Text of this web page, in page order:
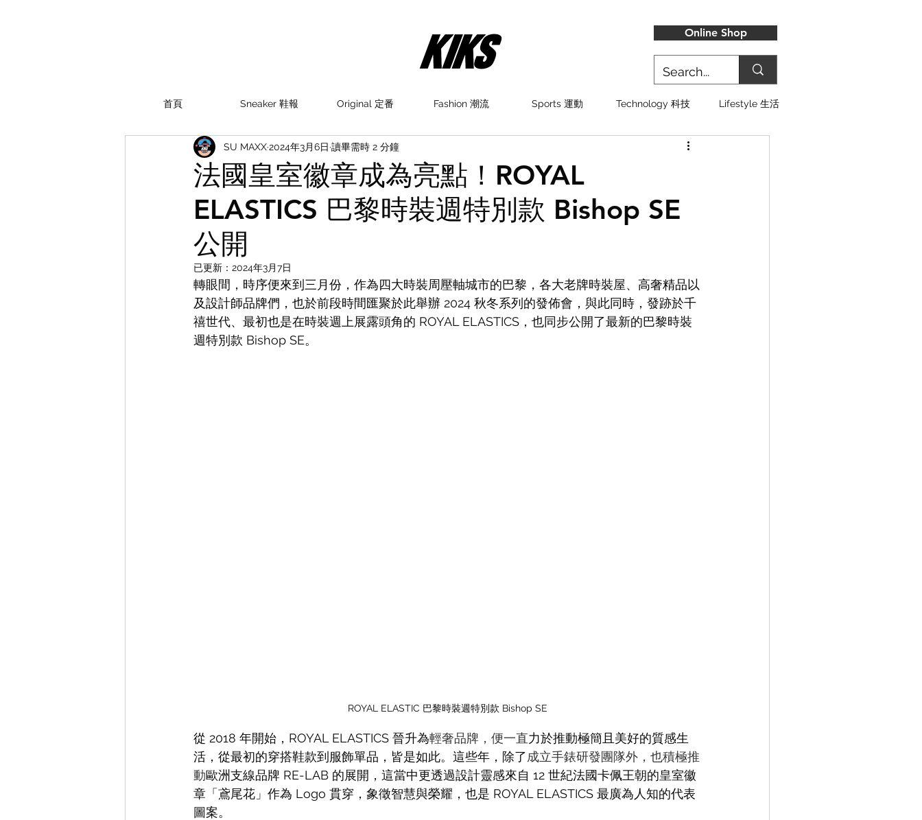
Online Shop
首頁 Sneaker 鞋報 Original 定番 Fashion 潮流 Sports 運動 Technology 科技 Lifestyle 生活
法國皇室徽章成為亮點！ROYAL
ELASTICS 巴黎時裝週特別款 Bishop SE
公開
SU MAXX2024年3月6日 讀畢需時 2 分鐘
已更新： 2024年3月7日
轉眼間，時序便來到三月份，作為四大時裝周壓軸城市的巴黎，各大老牌時裝屋、 高奢精品以
及設計師品牌們， 也於前段時間匯聚於此舉辦 2024 秋冬系列的發佈會，與此同時，發跡於千
禧世代、最初也是在時裝週上展露頭角的 ROYAL ELASTICS，也同步公開了最新的巴黎時裝
週特別款 Bishop SE。
ROYAL ELASTIC 巴黎時裝週特別款 Bishop SE
從 2018 年開始，ROYAL ELASTICS 晉升為輕奢品牌，便一直力於推動極簡且美好的質感生
活，從最初的穿搭鞋款到服飾單品，皆是如此。這些年，除了成立手錶研發團隊外，也積極推
動歐洲支線品牌 RE-LAB 的展開，這當中更透過設計靈感來自 12 世紀法國卡佩王朝的皇室徽
章「鳶尾花」作為 Logo 貫穿， 象徵智慧與榮耀，也是 ROYAL ELASTICS 最廣為人知的代表
圖案。